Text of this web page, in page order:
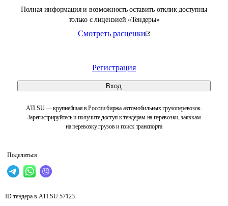
Полная информация и возможность оставить отклик доступны
только с лицензией «Тендеры»
Смотреть расценки
Регистрация
Вход
ATI.SU — крупнейшая в России биржа автомобильных грузоперевозок.
Зарегистрируйтесь и получите доступ к тендерам на перевозки, заявкам
на перевозку грузов и поиск транспорта
Поделиться
ID тендера в ATI.SU 57123